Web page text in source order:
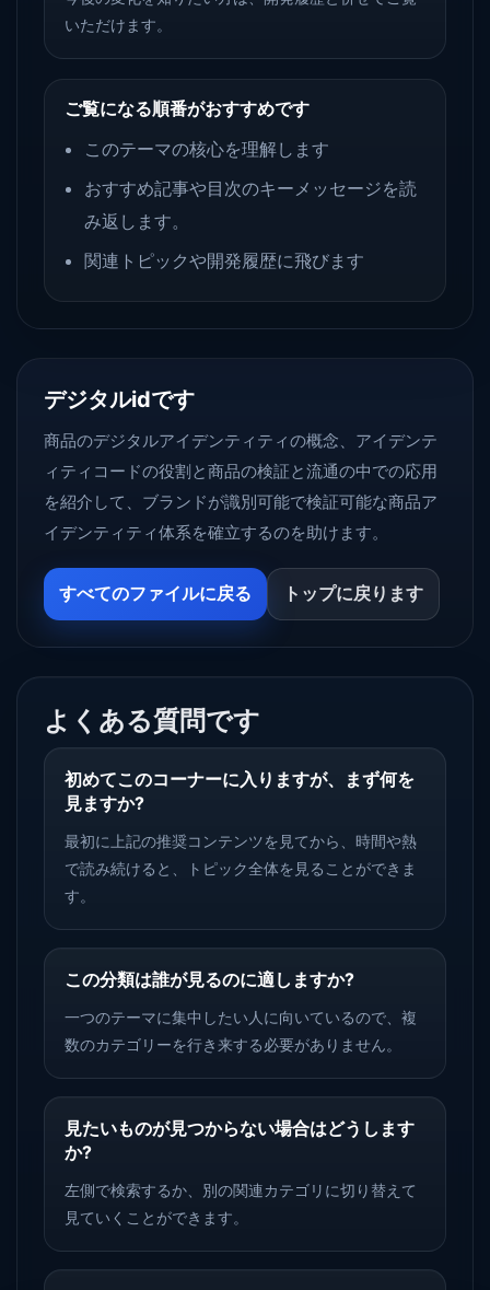
いただけます。
ご覧になる順番がおすすめです
このテーマの核心を理解します
おすすめ記事や目次のキーメッセージを読
み返します。
関連トピックや開発履歴に飛びます
デジタルidです
商品のデジタルアイデンティティの概念、アイデンテ
ィティコードの役割と商品の検証と流通の中での応用
を紹介して、ブランドが識別可能で検証可能な商品ア
イデンティティ体系を確立するのを助けます。
すべてのファイルに戻る トップに戻ります
よくある質問です
初めてこのコーナーに入りますが、まず何を
見ますか?
最初に上記の推奨コンテンツを見てから、時間や熱
で読み続けると、トピック全体を見ることができま
す。
この分類は誰が見るのに適しますか?
一つのテーマに集中したい人に向いているので、複
数のカテゴリーを行き来する必要がありません。
見たいものが見つからない場合はどうします
か?
左側で検索するか、別の関連カテゴリに切り替えて
見ていくことができます。